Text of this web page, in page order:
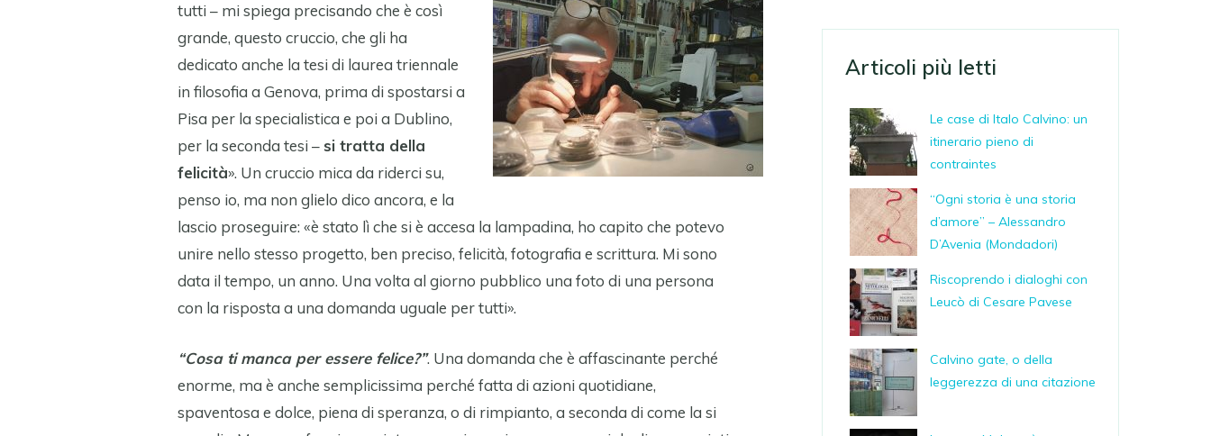
tutti – mi spiega precisando che è così
grande, questo cruccio, che gli ha
dedicato anche la tesi di laurea triennale
in filosofia a Genova, prima di spostarsi a
Pisa per la specialistica e poi a Dublino,
per la seconda tesi –si tratta della
felicità». Un cruccio mica da riderci su,
penso io, ma non glielo dico ancora, e la
lascio proseguire: «è stato lì che si è accesa la lampadina, ho capito che potevo
unire nello stesso progetto, ben preciso, felicità, fotografia e scrittura. Mi sono
data il tempo, un anno. Una volta al giorno pubblico una foto di una persona
con la risposta a una domanda uguale per tutti».
“Cosa ti manca per essere felice?”. Una domanda che è affascinante perché
enorme, ma è anche semplicissima perché fatta di azioni quotidiane,
spaventosa e dolce, piena di speranza, o di rimpianto, a seconda di come la si
Articoli più letti
Le case di Italo Calvino: un
itinerario pieno di
contraintes
“Ogni storia è una storia
d’amore” – Alessandro
D’Avenia (Mondadori)
Riscoprendo i dialoghi con
Leucò di Cesare Pavese
Calvino gate, o della
leggerezza di una citazione